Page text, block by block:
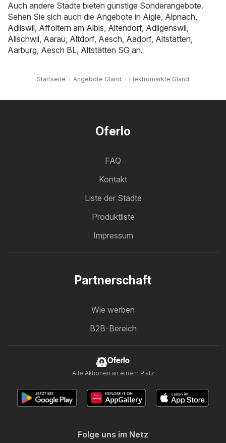
Auch andere Städte bieten günstige Sonderangebote.
Sehen Sie sich auch die Angebote in Aigle, Alpnach,
Adliswil, Affoltern am Albis, Altendorf, Adligenswil,
Allschwil, Aarau, Altdorf, Aesch, Aadorf, Altstätten,
Aarburg, Aesch BL, Altstätten SG an.
Startseite Angebote Gland Elektromärkte Gland
Oferlo
FAQ
Kontakt
Liste der Städte
Produktliste
Impressum
Partnerschaft
Wie werben
B2B-Bereich
Oferlo
Alle Aktionen an einem Platz
Folge uns im Netz